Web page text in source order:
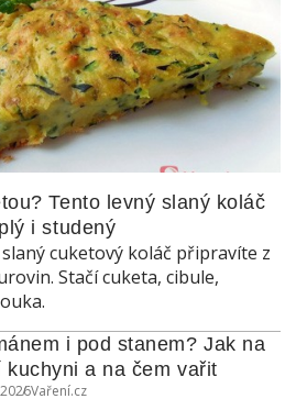
Tento levný slaný koláč
i studený
slaný cuketový koláč připravíte z
Stačí cuketa, cibule,
i pod stanem? Jak na
kuchyni a na čem vařit
Vaření.cz